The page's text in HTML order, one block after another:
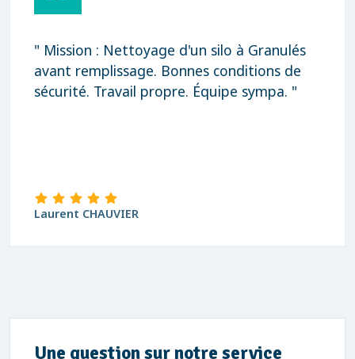
" Mission : Nettoyage d'un silo à Granulés
avant remplissage. Bonnes conditions de
sécurité. Travail propre. Équipe sympa. "
Laurent CHAUVIER
Une question sur notre service